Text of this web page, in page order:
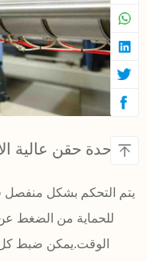
وحدة حقن عالية
يتم التحكم بشكل
للحماية من الضغط
الوقت.يمكن ضبط